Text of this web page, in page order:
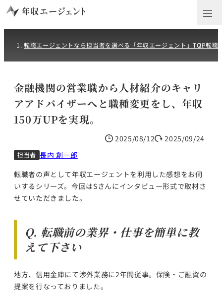
転職エージェントなら担当者を選べる「年収エージェント」TOP転職
金融機関の営業職から人材紹介のキャリ
アアドバイザーへと職種変更をし、年収
150万UPを実現。
2025/08/12 2025/09/24
担当者 長内 創一郎
転職者の声として年収エージェントを利用した感想をお伺
いするシリーズ。今回はSさんにインタビュー形式で取材さ
せていただきました。
Q. 転職前の業界・仕事を簡単に教
えて下さい
地方、信用金庫にて渉外業務に2年間従事。保険・ご融資の
提案を行なっておりました。